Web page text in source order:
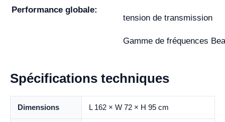
Performance globale:
tension de transmission
Gamme de fréquences
Spécifications techniques
Dimensions L 162 × W 72 × H 95 cm